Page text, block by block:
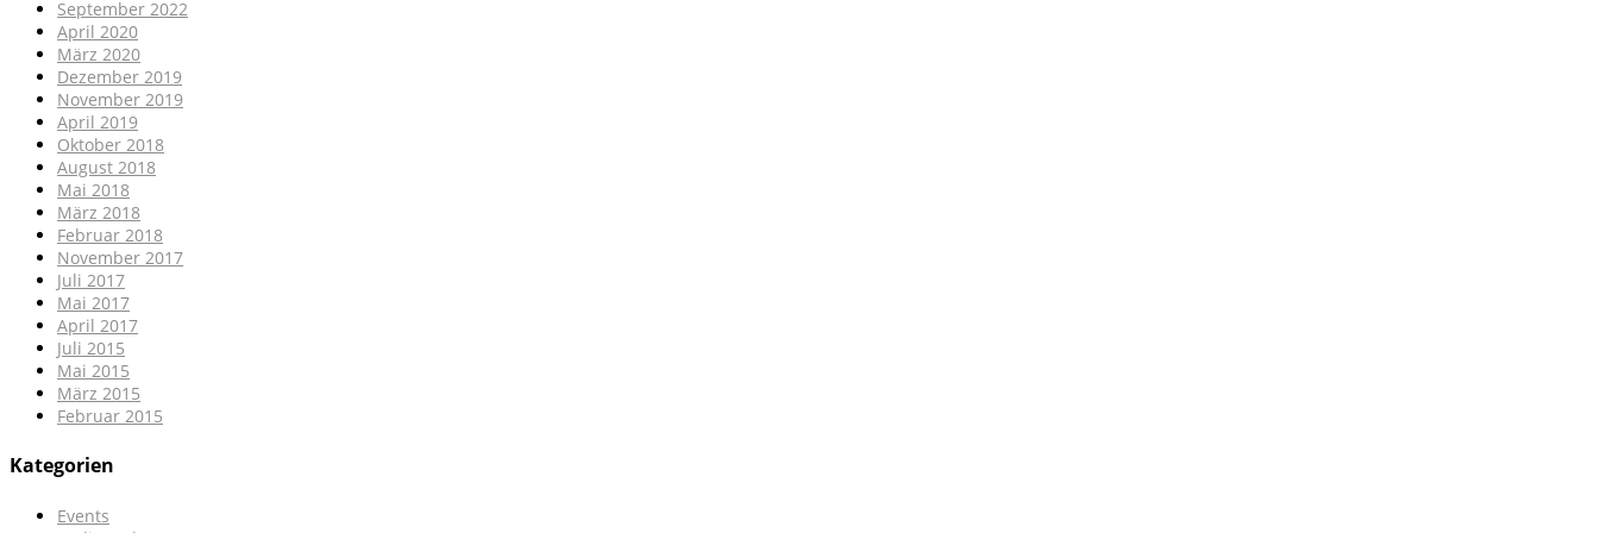
September 2022
April 2020
März 2020
Dezember 2019
November 2019
April 2019
Oktober 2018
August 2018
Mai 2018
März 2018
Februar 2018
November 2017
Juli 2017
Mai 2017
April 2017
Juli 2015
Mai 2015
März 2015
Februar 2015
Kategorien
Events